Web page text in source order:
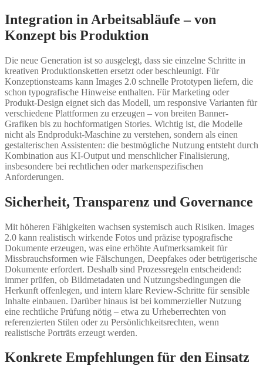
Integration in Arbeitsabläufe – von
Konzept bis Produktion
Die neue Generation ist so ausgelegt, dass sie einzelne Schritte in
kreativen Produktionsketten ersetzt oder beschleunigt. Für
Konzeptionsteams kann Images 2.0 schnelle Prototypen liefern, die
schon typografische Hinweise enthalten. Für Marketing oder
Produkt-Design eignet sich das Modell, um responsive Varianten für
verschiedene Plattformen zu erzeugen – von breiten Banner-
Grafiken bis zu hochformatigen Stories. Wichtig ist, die Modelle
nicht als Endprodukt-Maschine zu verstehen, sondern als einen
gestalterischen Assistenten: die bestmögliche Nutzung entsteht durch
Kombination aus KI-Output und menschlicher Finalisierung,
insbesondere bei rechtlichen oder markenspezifischen
Anforderungen.
Sicherheit, Transparenz und Governance
Mit höheren Fähigkeiten wachsen systemisch auch Risiken. Images
2.0 kann realistisch wirkende Fotos und präzise typografische
Dokumente erzeugen, was eine erhöhte Aufmerksamkeit für
Missbrauchsformen wie Fälschungen, Deepfakes oder betrügerische
Dokumente erfordert. Deshalb sind Prozessregeln entscheidend:
immer prüfen, ob Bildmetadaten und Nutzungsbedingungen die
Herkunft offenlegen, und intern klare Review-Schritte für sensible
Inhalte einbauen. Darüber hinaus ist bei kommerzieller Nutzung
eine rechtliche Prüfung nötig – etwa zu Urheberrechten von
referenzierten Stilen oder zu Persönlichkeitsrechten, wenn
realistische Porträts erzeugt werden.
Konkrete Empfehlungen für den Einsatz